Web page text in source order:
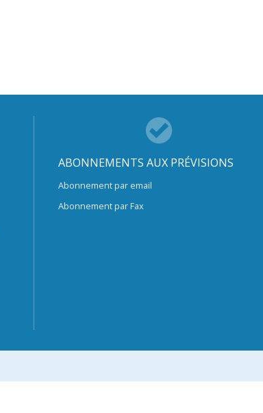
ABONNEMENTS AUX PRÉVISIONS
Abonnement par email
Abonnement par Fax